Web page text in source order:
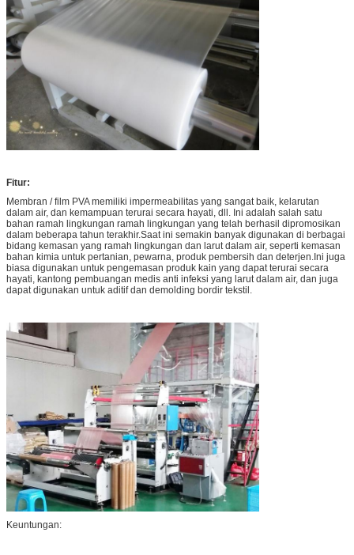
Fitur:
Membran / film PVA memiliki impermeabilitas yang sangat baik, kelarutan
dalam air, dan kemampuan terurai secara hayati, dll. Ini adalah salah satu
bahan ramah lingkungan ramah lingkungan yang telah berhasil dipromosikan
dalam beberapa tahun terakhir.Saat ini semakin banyak digunakan di berbagai
bidang kemasan yang ramah lingkungan dan larut dalam air, seperti kemasan
bahan kimia untuk pertanian, pewarna, produk pembersih dan deterjen.Ini juga
biasa digunakan untuk pengemasan produk kain yang dapat terurai secara
hayati, kantong pembuangan medis anti infeksi yang larut dalam air, dan juga
dapat digunakan untuk aditif dan demolding bordir tekstil.
Keuntungan: